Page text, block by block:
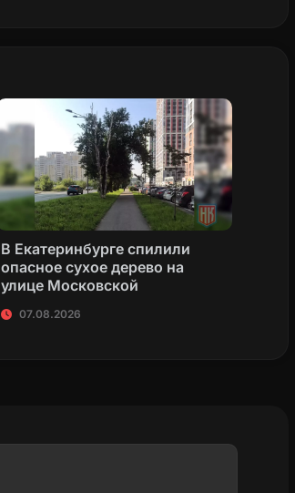
В Екатеринбурге спилили
опасное сухое дерево на
улице Московской
07.08.2026